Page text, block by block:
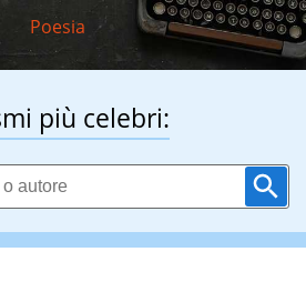
Poesia
più celebri: